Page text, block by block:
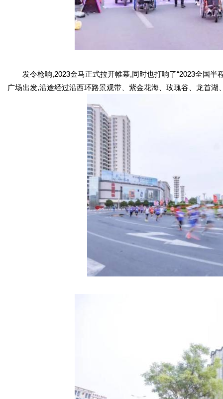
发令枪响,2023金马正式拉开帷幕,同时也打响了“2023全国半
广场出发,沿途经过沿西环路景观带、紫金花海、玫瑰谷、龙首